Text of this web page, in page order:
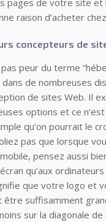
raison d’acheter
concepteurs de
pas peur du terme
de nombreuses
de sites Web. Il
options et ce
qu’on pourrait le
pas que lorsque
mobile, pensez aussi
qu’aux
que votre logo et
être suffisamment
sur la diagonale